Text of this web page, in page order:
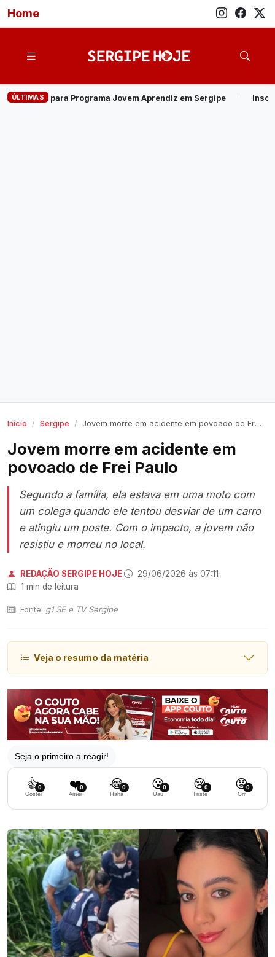
Home
ÚLTIMASAprendiz em Sergipe · Inscrições para o Processo
Início Sergipe Jovem morre em acidente em povoado de Frei Paulo
Jovem morre em acidente em
povoado de Frei Paulo
Segundo a família, ela estava em uma moto com
um colega quando ele tentou desviar de um carro
e atingiu um poste. Com o impacto, a jovem não
resistiu e morreu no local.
REDAÇÃO SERGIPE HOJE· 29/06/2026 às 07:11·
1 min de leitura
Fonte: g1 SE e TV Sergipe
Veja o resumo da matéria
Seja o primeiro a reagir!
👍0
Gostei
❤️0
Amei
😂0
Haha
😮0
Uau
😢0
Triste
😡0
Grr